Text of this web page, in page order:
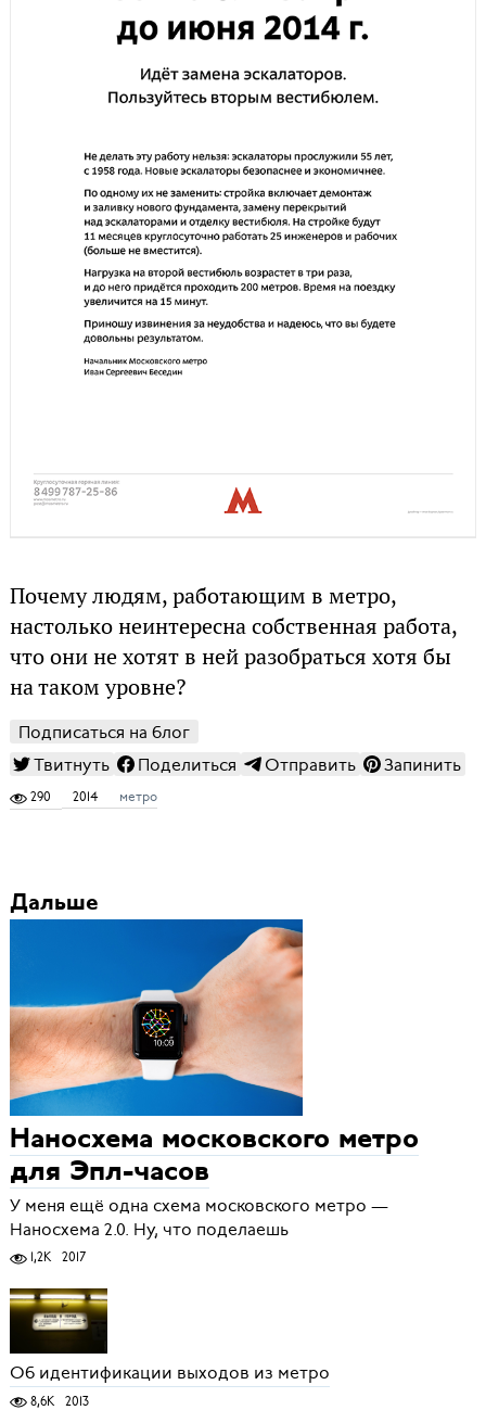
Почему людям, работающим в метро,
настолько неинтересна собственная работа,
что они не хотят в ней разобраться хотя бы
на таком уровне?
Подписаться на блог
Твитнуть
Поделиться Отправить Запинить
290 2014 метро
Дальше
Наносхема московского метро
для Эпл-часов
У меня ещё одна схема московского метро —
Наносхема 2.0. Ну, что поделаешь
1,2K 2017
Об идентификации выходов из метро
8,6K 2013